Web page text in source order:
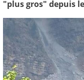
"plus gros" depuis